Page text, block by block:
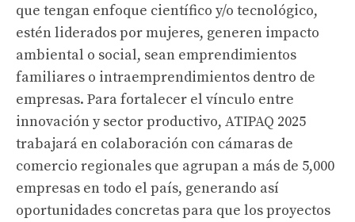
que tengan enfoque científico y/o tecnológico,
estén liderados por mujeres, generen impacto
ambiental o social, sean emprendimientos
familiares o intraemprendimientos dentro de
empresas. Para fortalecer el vínculo entre
innovación y sector productivo, ATIPAQ 2025
trabajará en colaboración con cámaras de
comercio regionales que agrupan a más de 5,000
empresas en todo el país, generando así
oportunidades concretas para que los proyectos